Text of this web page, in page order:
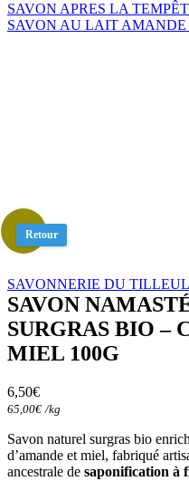
SAVON APRES LA
SAVON AU LAIT AMANDE
Retour
SAVONNERIE DU TILLEUL
SAVON
SURGRAS BIO –
MIEL 100G
6,50€
65,00€ /kg
Savon naturel surgras bio
d’amande et miel, fabriqué
ancestrale de saponification à